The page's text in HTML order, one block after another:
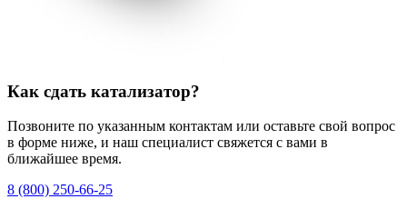
Как сдать катализатор?
Позвоните по указанным контактам или оставьте свой вопрос
в форме ниже, и наш специалист свяжется с вами в
ближайшее время.
8 (800) 250-66-25